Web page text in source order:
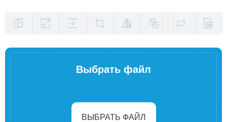
Выбрать файл
ВЫБРАТЬ ФАЙЛ